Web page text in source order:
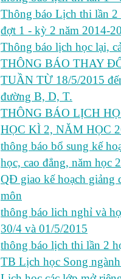
Thông báo Lịch thi lần 2
đợt 1 - kỳ 2 năm 2014-
Thông báo lịch học lại,
THÔNG BÁO THAY
TUẦN TỪ 18/5/2015
đường B, D, T.
THÔNG BÁO LỊCH
HỌC KÌ 2, NĂM HỌC
thông báo bổ sung kế
học, cao đẳng, năm học
QĐ giao kế hoạch giảng
môn
thông báo lich nghỉ và
30/4 và 01/5/2015
thông báo lịch thi lần 2
TB Lịch học Song